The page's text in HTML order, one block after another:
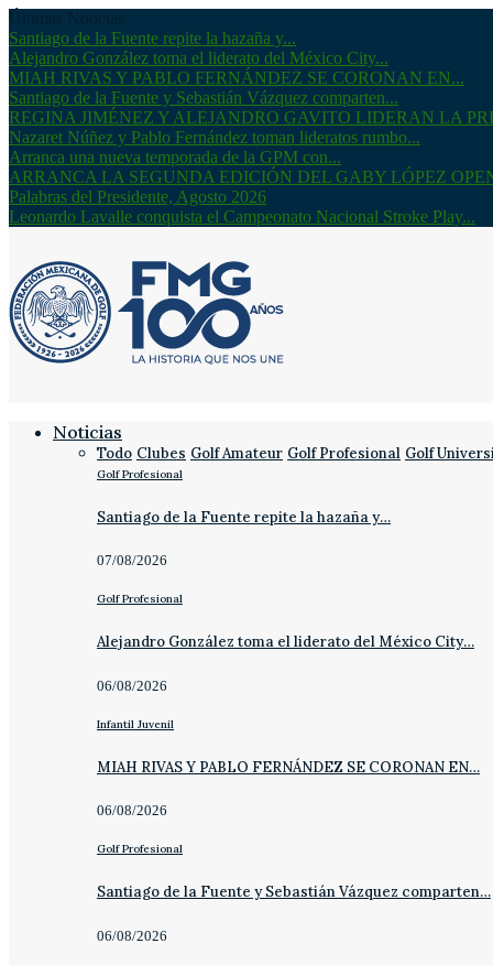
Santiago de la Fuente repite la hazaña y...
Alejandro González toma el liderato del México City...
MIAH RIVAS Y PABLO FERNÁNDEZ SE CORONAN EN...
Santiago de la Fuente y Sebastián Vázquez comparten...
REGINA JIMÉNEZ Y ALEJANDRO GAVITO LIDERAN LA
Nazaret Núñez y Pablo Fernández toman lideratos rumbo...
Arranca una nueva temporada de la GPM con...
ARRANCA LA SEGUNDA EDICIÓN DEL GABY LÓPEZ
Palabras del Presidente, Agosto 2026
Leonardo Lavalle conquista el Campeonato Nacional Stroke Play...
Noticias
Todo Clubes Golf Amateur Golf Profesional Golf
Golf Profesional
Santiago de la Fuente repite la hazaña y…
07/08/2026
Golf Profesional
Alejandro González toma el liderato del México City…
06/08/2026
Infantil Juvenil
MIAH RIVAS Y PABLO FERNÁNDEZ SE CORONAN EN…
06/08/2026
Golf Profesional
Santiago de la Fuente y Sebastián Vázquez comparten…
06/08/2026